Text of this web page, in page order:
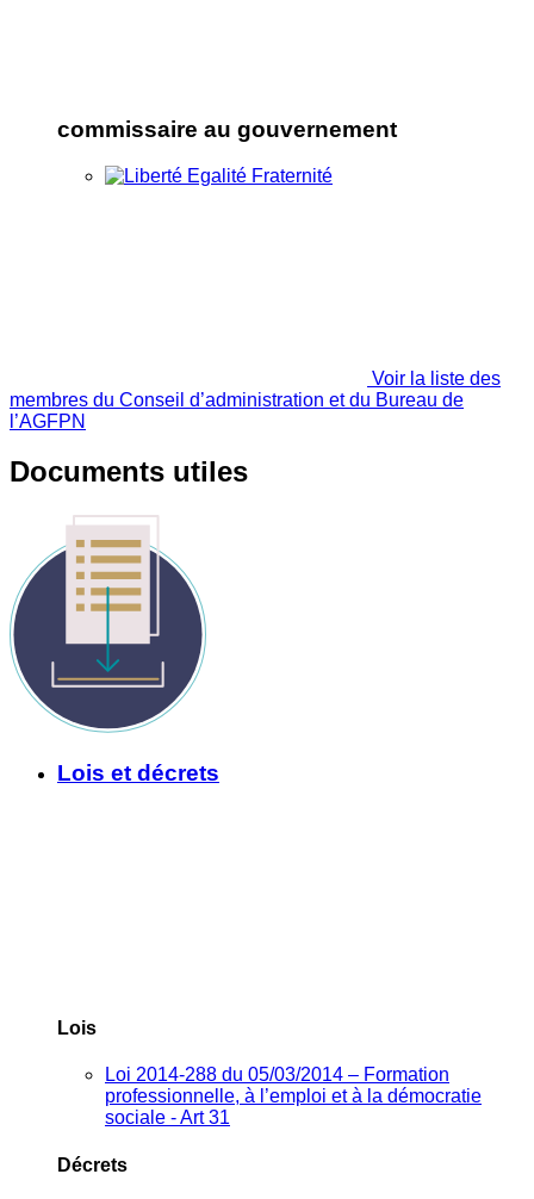
commissaire au gouvernement
Voir la liste des
membres du Conseil d’administration et du Bureau de
l’AGFPN
Documents utiles
Lois et décrets
Lois
Loi 2014-288 du 05/03/2014 – Formation
professionnelle, à l’emploi et à la démocratie
sociale - Art 31
Décrets